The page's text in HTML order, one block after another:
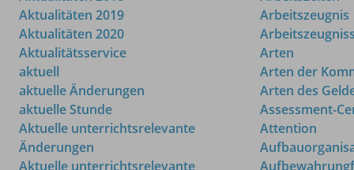
Aktualitäten 2019
Aktualitäten 2020
Aktualitätsservice
aktuell
aktuelle Änderungen
aktuelle Stunde
Aktuelle unterrichtsrelevante
Änderungen
Aktuelle unterrichtsrelevante
Arbeitszeugnis
Arten
Arten der
Arten des
Assessment-
Attention